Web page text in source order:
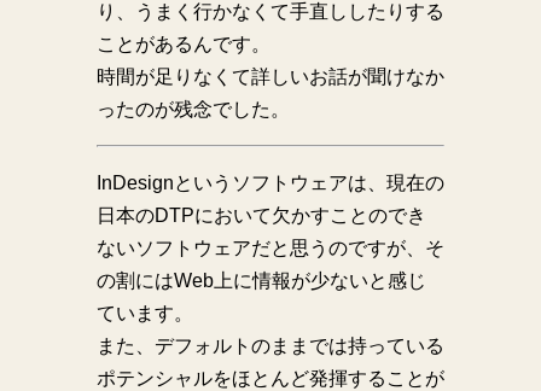
り、うまく行かなくて手直ししたりする
ことがあるんです。
時間が足りなくて詳しいお話が聞けなか
ったのが残念でした。
InDesignというソフトウェアは、現在の
日本のDTPにおいて欠かすことのでき
ないソフトウェアだと思うのですが、そ
の割にはWeb上に情報が少ないと感じ
ています。
また、デフォルトのままでは持っている
ポテンシャルをほとんど発揮することが